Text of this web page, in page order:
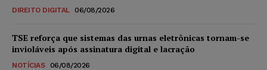
DIREITO DIGITAL 06/08/2026
TSE reforça que sistemas das urnas eletrônicas tornam-se
invioláveis após assinatura digital e lacração
NOTÍCIAS 06/08/2026